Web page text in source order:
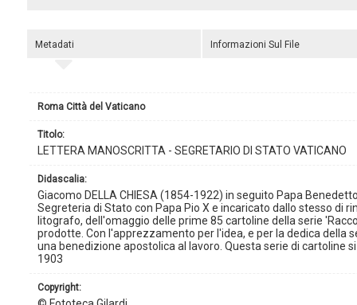
Metadati
Roma Città del Vaticano
titolo:
LETTERA MANOSCRITTA - SEGRETARIO DI STATO VATICANO
didascalia:
Giacomo DELLA CHIESA (1854-1922) in seguito Papa
Segreteria di Stato con Papa Pio X e incaricato dallo stesso di
litografo, dell'omaggio delle prime 85 cartoline della serie
prodotte. Con l'apprezzamento per l'idea, e per la dedica della
una benedizione apostolica al lavoro. Questa serie di cartoline
1903
copyright:
Informazioni Sul File